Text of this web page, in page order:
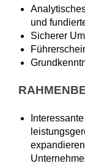
und
Sicherer